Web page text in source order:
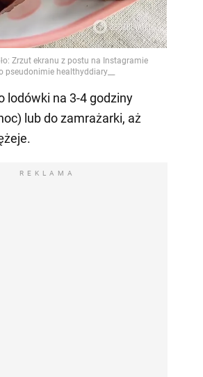
lodówki na 3-4 godziny
lub do zamrażarki, aż
REKLAMA